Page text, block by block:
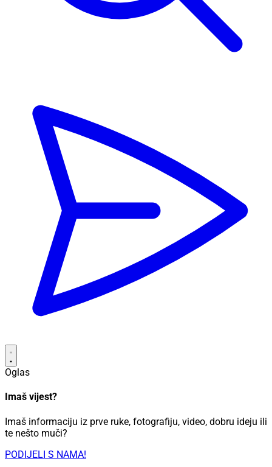
Oglas
Imaš vijest?
Imaš informaciju iz prve ruke, fotografiju, video, dobru ideju ili
te nešto muči?
PODIJELI S NAMA!